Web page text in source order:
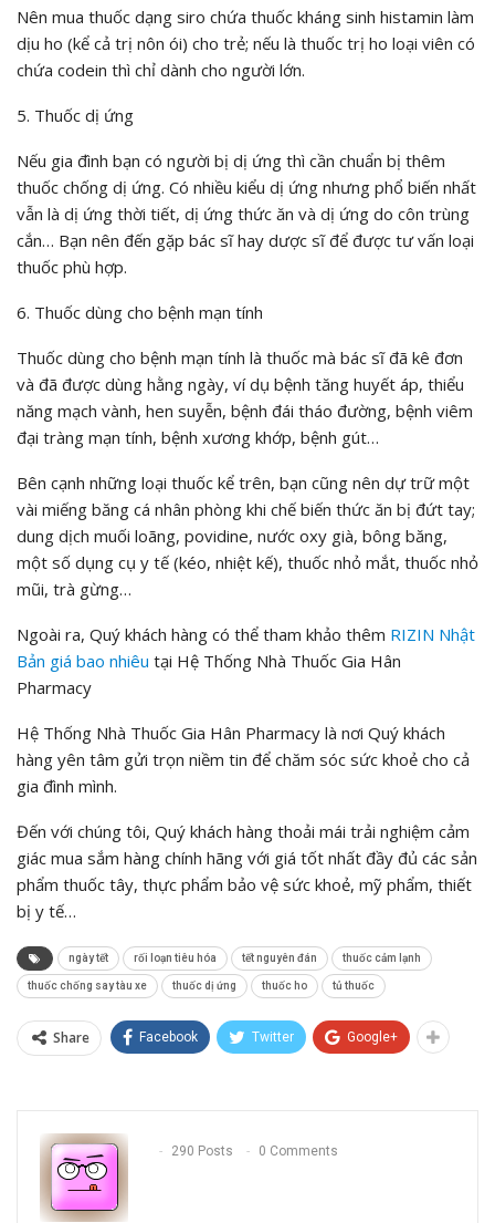
Nên mua thuốc dạng siro chứa thuốc kháng sinh histamin làm
dịu ho (kể cả trị nôn ói) cho trẻ; nếu là thuốc trị ho loại viên có
chứa codein thì chỉ dành cho người lớn.
5. Thuốc dị ứng
Nếu gia đình bạn có người bị dị ứng thì cần chuẩn bị thêm
thuốc chống dị ứng. Có nhiều kiểu dị ứng nhưng phổ biến nhất
vẫn là dị ứng thời tiết, dị ứng thức ăn và dị ứng do côn trùng
cắn… Bạn nên đến gặp bác sĩ hay dược sĩ để được tư vấn loại
thuốc phù hợp.
6. Thuốc dùng cho bệnh mạn tính
Thuốc dùng cho bệnh mạn tính là thuốc mà bác sĩ đã kê đơn
và đã được dùng hằng ngày, ví dụ bệnh tăng huyết áp, thiểu
năng mạch vành, hen suyễn, bệnh đái tháo đường, bệnh viêm
đại tràng mạn tính, bệnh xương khớp, bệnh gút…
Bên cạnh những loại thuốc kể trên, bạn cũng nên dự trữ một
vài miếng băng cá nhân phòng khi chế biến thức ăn bị đứt tay;
dung dịch muối loãng, povidine, nước oxy già, bông băng,
một số dụng cụ y tế (kéo, nhiệt kế), thuốc nhỏ mắt, thuốc nhỏ
mũi, trà gừng…
Ngoài ra, Quý khách hàng có thể tham khảo thêm RIZIN Nhật
Bản giá bao nhiêu tại Hệ Thống Nhà Thuốc Gia Hân
Pharmacy
Hệ Thống Nhà Thuốc Gia Hân Pharmacy là nơi Quý khách
hàng yên tâm gửi trọn niềm tin để chăm sóc sức khoẻ cho cả
gia đình mình.
Đến với chúng tôi, Quý khách hàng thoải mái trải nghiệm cảm
giác mua sắm hàng chính hãng với giá tốt nhất đầy đủ các sản
phẩm thuốc tây, thực phẩm bảo vệ sức khoẻ, mỹ phẩm, thiết
bị y tế…
ngày tết rối loạn tiêu hóa tết nguyên đán thuốc cảm lạnh
thuốc chống say tàu xe thuốc dị ứng thuốc ho tủ thuốc
Share Facebook Twitter Google+
290 Posts 0 Comments